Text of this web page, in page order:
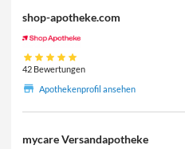
shop-apotheke.com
42 Bewertungen
Apothekenprofil ansehen
mycare Versandapotheke